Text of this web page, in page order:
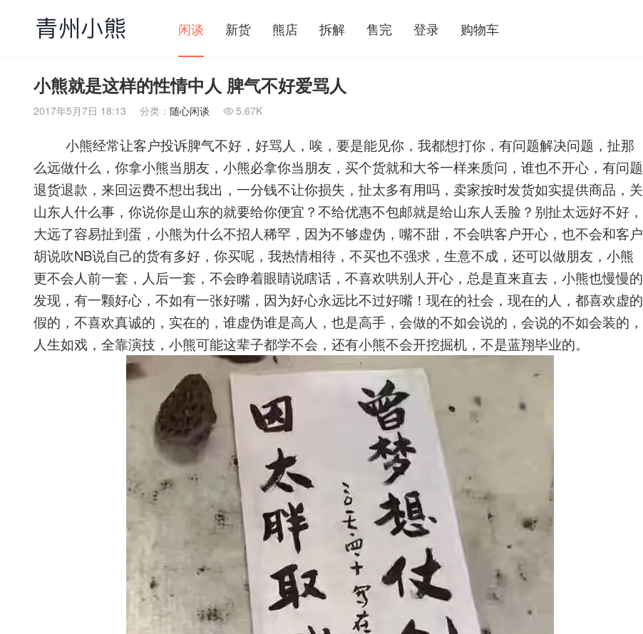
闲谈 新货 熊店 拆解 售完 登录 购物车
小熊就是这样的性情中人 脾气不好爱骂人
2017年5月7日 18:13 分类： 随心闲谈  5.67K
小熊经常让客户投诉脾气不好，好骂人，唉，要是能见你，我都想打你，有问题解决问题，扯那
么远做什么，你拿小熊当朋友，小熊必拿你当朋友，买个货就和大爷一样来质问，谁也不开心，有问题
退货退款，来回运费不想出我出，一分钱不让你损失，扯太多有用吗，卖家按时发货如实提供商品，关
山东人什么事，你说你是山东的就要给你便宜？不给优惠不包邮就是给山东人丢脸？别扯太远好不好，
大远了容易扯到蛋，小熊为什么不招人稀罕，因为不够虚伪，嘴不甜，不会哄客户开心，也不会和客户
胡说吹NB说自己的货有多好，你买呢，我热情相待，不买也不强求，生意不成，还可以做朋友，小熊
更不会人前一套，人后一套，不会睁着眼睛说瞎话，不喜欢哄别人开心，总是直来直去，小熊也慢慢的
发现，有一颗好心，不如有一张好嘴，因为好心永远比不过好嘴！现在的社会，现在的人，都喜欢虚的
假的，不喜欢真诚的，实在的，谁虚伪谁是高人，也是高手，会做的不如会说的，会说的不如会装的，
人生如戏，全靠演技，小熊可能这辈子都学不会，还有小熊不会开挖掘机，不是蓝翔毕业的。